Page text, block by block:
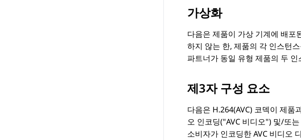
가상화
다음은 제품이 가상 기계에 배포
하지 않는 한, 제품의 각 인스턴
파트너가 동일 유형 제품의 두
제3자 구성 요소
다음은 H.264(AVC) 코덱이 제품
오 인코딩( AVC 비디오 ) 및/또
소비자가 인코딩한 AVC 비디오